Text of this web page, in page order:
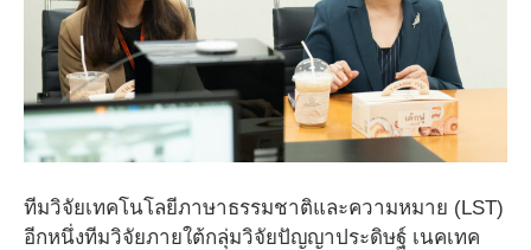
ทีมวิจัยเทคโนโลยีภาษาธรรมชาติและความหมาย (LST)
อีกหนึ่งทีมวิจัยภายใต้กลุ่มวิจัยปัญญาประดิษฐ์ เนคเทค